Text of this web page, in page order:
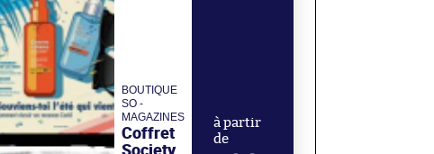
BOUTIQUE
SO -
MAGAZINES
Coffret
Society
à partir
de